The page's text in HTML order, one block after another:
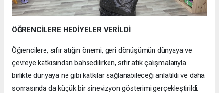
ÖĞRENCİLERE HEDİYELER VERİLDİ
Öğrencilere, sıfır atığın önemi, geri dönüşümün dünyaya ve
çevreye katkısından bahsedilirken, sıfır atık çalışmalarıyla
birlikte dünyaya ne gibi katkılar sağlanabileceği anlatıldı ve daha
sonrasında da küçük bir sinevizyon gösterimi gerçekleştirildi.